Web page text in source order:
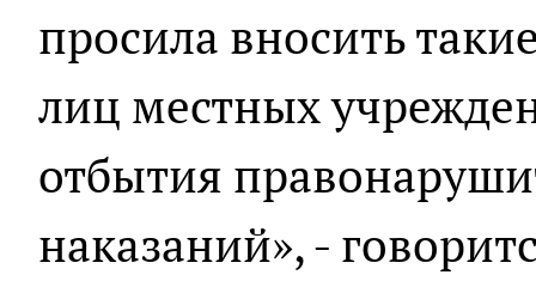
просила вносить
лиц местных
отбытия
наказаний», -